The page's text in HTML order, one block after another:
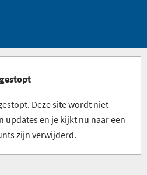
Deze site wordt niet
updates en je kijkt nu naar een
zijn verwijderd.